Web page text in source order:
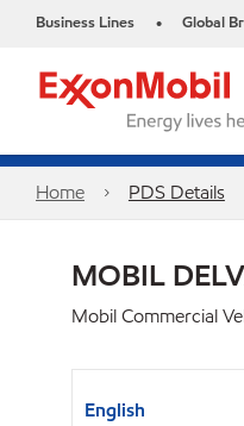
Business Lines • Global
Home PDS Details
MOBIL
Mobil Commercial
English